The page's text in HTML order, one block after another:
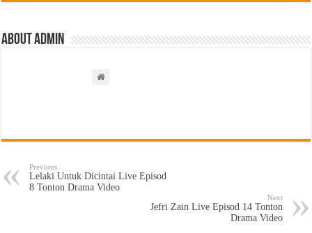
About admin
Previous
Lelaki Untuk Dicintai Live Episod
8 Tonton Drama Video
Next
Jefri Zain Live Episod 14 Tonton
Drama Video